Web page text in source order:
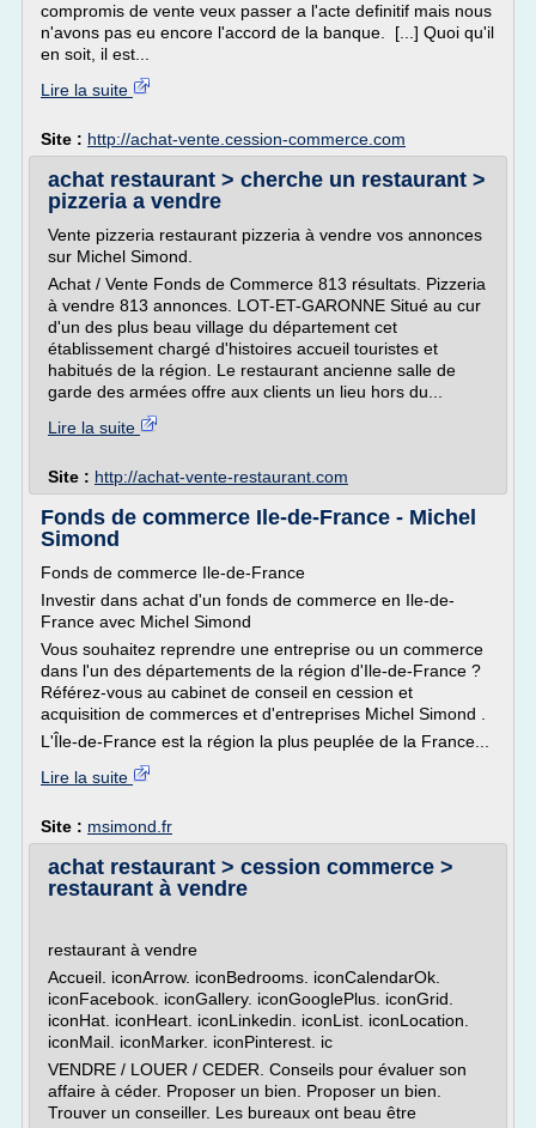
compromis de vente veux passer a l'acte definitif mais nous
n'avons pas eu encore l'accord de la banque. [...] Quoi qu'il
en soit, il est...
Lire la suite
Site : http://achat-vente.cession-commerce.com
achat restaurant > cherche un restaurant >
pizzeria a vendre
Vente pizzeria restaurant pizzeria à vendre vos annonces
sur Michel Simond.
Achat / Vente Fonds de Commerce 813 résultats. Pizzeria
à vendre 813 annonces. LOT-ET-GARONNE Situé au cur
d'un des plus beau village du département cet
établissement chargé d'histoires accueil touristes et
habitués de la région. Le restaurant ancienne salle de
garde des armées offre aux clients un lieu hors du...
Lire la suite
Site : http://achat-vente-restaurant.com
Fonds de commerce Ile-de-France - Michel
Simond
Fonds de commerce Ile-de-France
Investir dans achat d'un fonds de commerce en Ile-de-
France avec Michel Simond
Vous souhaitez reprendre une entreprise ou un commerce
dans l'un des départements de la région d'Ile-de-France ?
Référez-vous au cabinet de conseil en cession et
acquisition de commerces et d'entreprises Michel Simond .
L'Île-de-France est la région la plus peuplée de la France...
Lire la suite
Site : msimond.fr
achat restaurant > cession commerce >
restaurant à vendre
restaurant à vendre
Accueil. iconArrow. iconBedrooms. iconCalendarOk.
iconFacebook. iconGallery. iconGooglePlus. iconGrid.
iconHat. iconHeart. iconLinkedin. iconList. iconLocation.
iconMail. iconMarker. iconPinterest. ic
VENDRE / LOUER / CEDER. Conseils pour évaluer son
affaire à céder. Proposer un bien. Proposer un bien.
Trouver un conseiller. Les bureaux ont beau être